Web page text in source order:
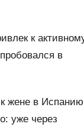
к
в
жене в
уже через